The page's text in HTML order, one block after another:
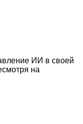
ИИ в своей
на